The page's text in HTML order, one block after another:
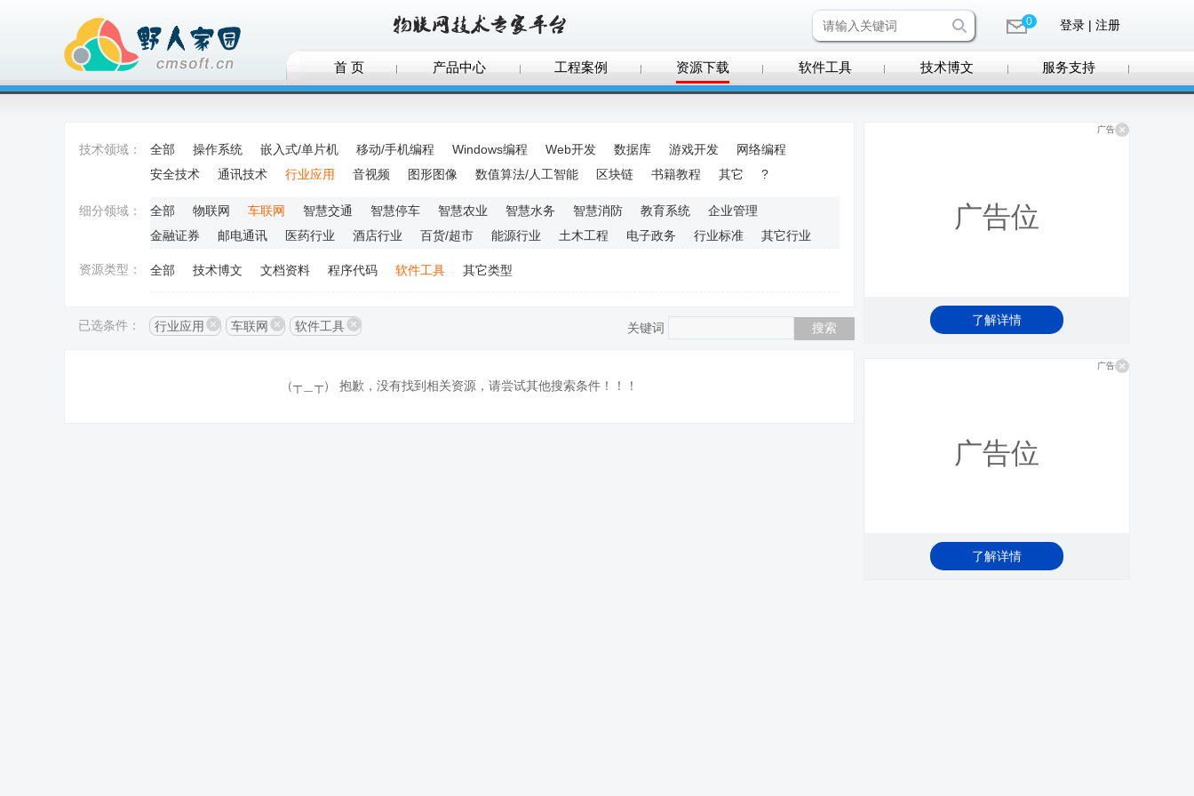
0 登录 | 注册
首 页 产品中心 工程案例 资源下载 软件工具 技术博文 服务支持
技术领域： 全部 操作系统 嵌入式/单片机 移动/手机编程 Windows编程 Web开发 数据库 游戏开发
网络编程
安全技术
通讯技术 行业应用 音视频 图形图像 数值算法/人工智能 区块链 书籍教程 其它 ?
细分领域： 全部 物联网 车联网 智慧交通 智慧停车 智慧农业 智慧水务 智慧消防 教育系统
企业管理
金融证券
邮电通讯 医药行业 酒店行业 百货/超市 能源行业 土木工程 电子政务 行业标准 其它行业
资源类型： 全部 技术博文 文档资料 程序代码 软件工具 其它类型
已选条件： 行业应用 车联网 软件工具 关键词
（┬＿┬） 抱歉，没有找到相关资源，请尝试其他搜索条件！！！
广告
广告位
了解详情
广告
广告位
了解详情